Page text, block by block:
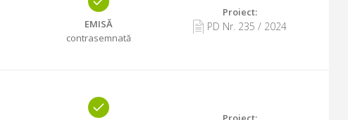
EMISĂ
contrasemnată
Proiect:
PD Nr. 235 / 2024